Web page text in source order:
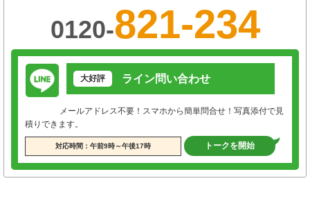
0120-821-234
大好評 ライン問い合わせ
メールアドレス不要！スマホから簡単問合せ！写真添付で見
積りできます。
対応時間：午前9時～午後17時 トークを開始